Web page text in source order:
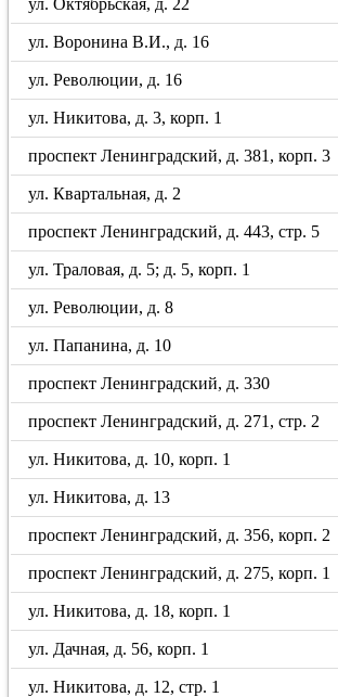
ул. Октябрьская, д. 22
ул. Воронина В.И., д. 16
ул. Революции, д. 16
ул. Никитова, д. 3, корп. 1
проспект Ленинградский, д. 381, корп. 3
ул. Квартальная, д. 2
проспект Ленинградский, д. 443, стр. 5
ул. Траловая, д. 5; д. 5, корп. 1
ул. Революции, д. 8
ул. Папанина, д. 10
проспект Ленинградский, д. 330
проспект Ленинградский, д. 271, стр. 2
ул. Никитова, д. 10, корп. 1
ул. Никитова, д. 13
проспект Ленинградский, д. 356, корп. 2
проспект Ленинградский, д. 275, корп. 1
ул. Никитова, д. 18, корп. 1
ул. Дачная, д. 56, корп. 1
ул. Никитова, д. 12, стр. 1